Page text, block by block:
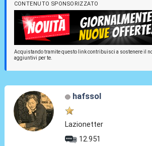
CONTENUTO SPONSORIZZATO
Acquistando tramite questo link contribuisci a sostenere il
aggiuntivi per te.
hafssol
Lazionetter
12.951